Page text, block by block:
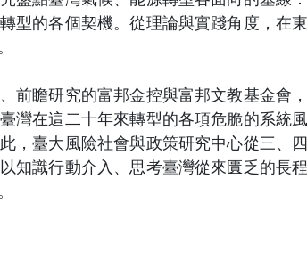
型的各個契機。從理論與實踐角度，在
瞻研究的富邦金控與富邦文教基金會
灣在這二十年來轉型的各項危脆的系統
，臺大風險社會與政策研究中心從三、
知識行動介入、思考臺灣從來匱乏的長